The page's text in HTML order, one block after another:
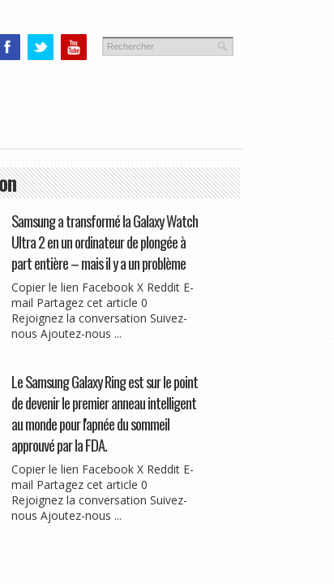
Samsung a transformé la Galaxy Watch
Ultra 2 en un ordinateur de plongée à
part entière – mais il y a un problème
Copier le lien Facebook X Reddit E-
mail Partagez cet article 0
Rejoignez la conversation Suivez-
nous Ajoutez-nous ...
Le Samsung Galaxy Ring est sur le point
de devenir le premier anneau intelligent
au monde pour l'apnée du sommeil
approuvé par la FDA.
Copier le lien Facebook X Reddit E-
mail Partagez cet article 0
Rejoignez la conversation Suivez-
nous Ajoutez-nous ...